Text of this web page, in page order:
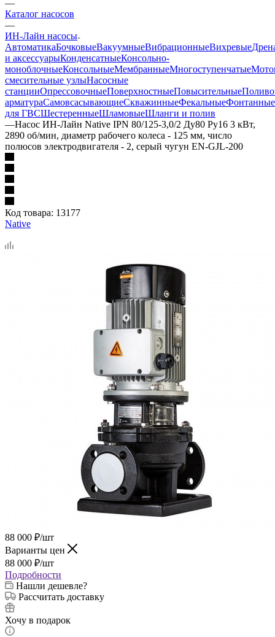
—
Каталог насосов
—
ИН-Лайн насосы
АвтоматикаБочковыеВакуумныеВибрационныеВихревые
и аксессуарыКонденсатныеКонсольно-
моноблочныеКонсольныеМембранныеМногоступенчатые
смесительные узлыНасосные
станцииОпрессовочныеПоверхностныеПовысительные
арматураСамовсасывающиеСкважинныеФекальныеФонтанные
для ГВСШестеренныеШламовыеШланги и полив
—Насос ИН-Лайн Native IPN 80/125-3,0/2 Ду80 Ру16 3 кВт,
2890 об/мин, диаметр рабочего колеса - 125 мм, число
полюсов электродвигателя - 2, серый чугун EN-GJL-200
Код товара: 13177
Native
88 000 ₽/шт
Варианты цен
88 000 ₽/шт
Подробности
Нашли дешевле?
Рассчитать доставку
Хочу в подарок